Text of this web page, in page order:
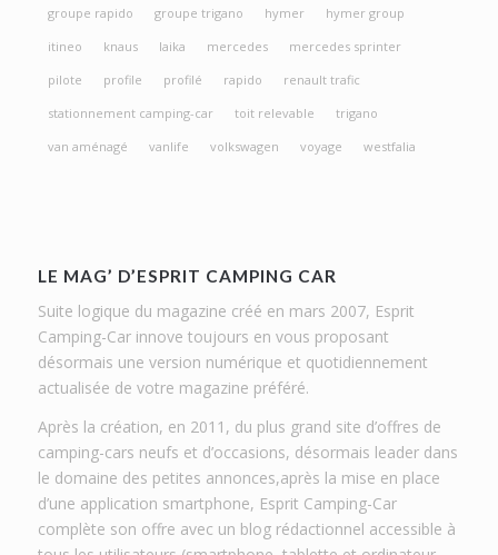
groupe rapido
groupe trigano hymer
hymer group
itineo
knaus laika mercedes
mercedes sprinter
pilote
profile profilé rapido
renault trafic
stationnement camping-car
toit relevable
trigano
van aménagé
vanlife volkswagen voyage westfalia
LE MAG’ D’ESPRIT CAMPING CAR
Suite logique du magazine créé en mars 2007, Esprit
Camping-Car innove toujours en vous proposant
désormais une version numérique et quotidiennement
actualisée de votre magazine préféré.
Après la création, en 2011, du plus grand site d’offres de
camping-cars neufs et d’occasions, désormais leader dans
le domaine des petites annonces,après la mise en place
d’une application smartphone, Esprit Camping-Car
complète son offre avec un blog rédactionnel accessible à